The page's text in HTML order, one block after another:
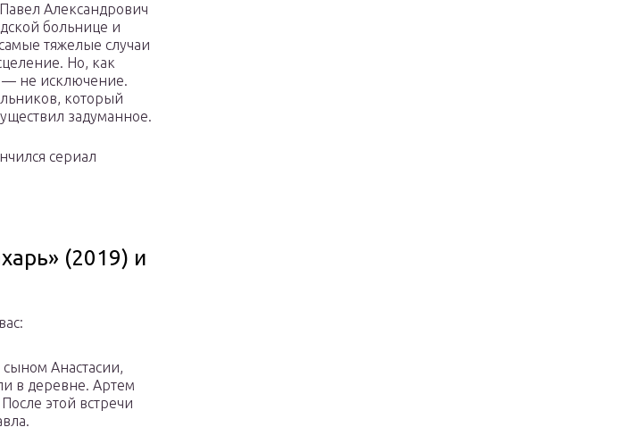
Александрович
больнице и
тяжелые случаи
Но, как
— не исключение.
который
задуманное.
сериал
(2019) и
Анастасии,
в деревне. Артем
этой встречи